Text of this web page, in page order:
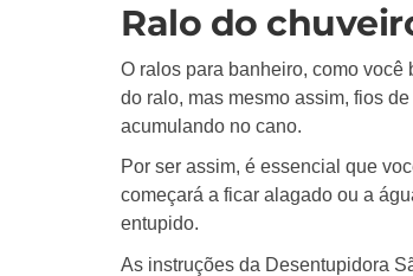
Ralo do
O ralos para banheiro, como você
do ralo, mas mesmo assim, fios
acumulando no cano.
Por ser assim, é essencial que
começará a ficar alagado ou a
entupido.
As instruções da Desentupidora